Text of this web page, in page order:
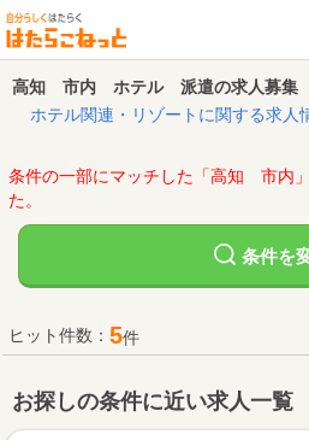
高知 市内 ホテル 派遣の求人募集
ホテル関連・リゾートに関する求人
条件の一部にマッチした「高知 市内
た。
条件を
ヒット件数： 5件
お探しの条件に近い求人一覧